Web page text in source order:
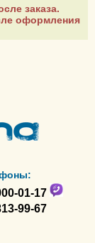
заказа.
оформления
01-17
99-67